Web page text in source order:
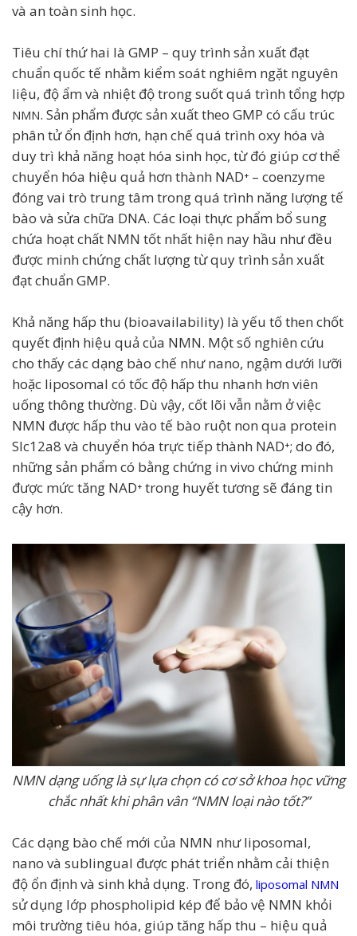
và an toàn sinh học.
Tiêu chí thứ hai là GMP – quy trình sản xuất đạt
chuẩn quốc tế nhằm kiểm soát nghiêm ngặt nguyên
liệu, độ ẩm và nhiệt độ trong suốt quá trình tổng hợp
NMN. Sản phẩm được sản xuất theo GMP có cấu trúc
phân tử ổn định hơn, hạn chế quá trình oxy hóa và
duy trì khả năng hoạt hóa sinh học, từ đó giúp cơ thể
chuyển hóa hiệu quả hơn thành NAD⁺ – coenzyme
đóng vai trò trung tâm trong quá trình năng lượng tế
bào và sửa chữa DNA. Các loại thực phẩm bổ sung
chứa hoạt chất NMN tốt nhất hiện nay hầu như đều
được minh chứng chất lượng từ quy trình sản xuất
đạt chuẩn GMP.
Khả năng hấp thu (bioavailability) là yếu tố then chốt
quyết định hiệu quả của NMN. Một số nghiên cứu
cho thấy các dạng bào chế như nano, ngậm dưới lưỡi
hoặc liposomal có tốc độ hấp thu nhanh hơn viên
uống thông thường. Dù vậy, cốt lõi vẫn nằm ở việc
NMN được hấp thu vào tế bào ruột non qua protein
Slc12a8 và chuyển hóa trực tiếp thành NAD⁺; do đó,
những sản phẩm có bằng chứng in vivo chứng minh
được mức tăng NAD⁺ trong huyết tương sẽ đáng tin
cậy hơn.
NMN dạng uống là sự lựa chọn có cơ sở khoa học vững
chắc nhất khi phân vân “NMN loại nào tốt?”
Các dạng bào chế mới của NMN như liposomal,
nano và sublingual được phát triển nhằm cải thiện
độ ổn định và sinh khả dụng. Trong đó, liposomal NMN
sử dụng lớp phospholipid kép để bảo vệ NMN khỏi
môi trường tiêu hóa, giúp tăng hấp thu – hiệu quả